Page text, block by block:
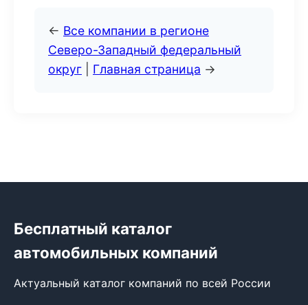
← Все компании в регионе
Северо-Западный федеральный
округ
Главная страница →
Бесплатный каталог
автомобильных компаний
Актуальный каталог компаний по всей России